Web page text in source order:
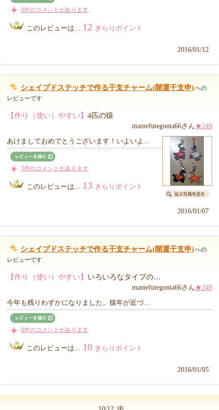
0件のコメントがあります
このレビューは... 12 きらりポイント
2016/01/12
シェイプドステッチで作る干支チャーム(開運干支申)への
レビューです
【作り（使い）やすい】 4匹の猿
mamefutegonta66さん★249
あけましておめでとうございます！いよいよ…
3件のコメントがあります
このレビューは... 13 きらりポイント
2016/01/07
シェイプドステッチで作る干支チャーム(開運干支申)への
レビューです
【作り（使い）やすい】 いろいろなタイプの…
mamefutegonta66さん★249
今年も残りわずかになりました。猿年が近づ…
0件のコメントがあります
このレビューは... 10 きらりポイント
2016/01/05